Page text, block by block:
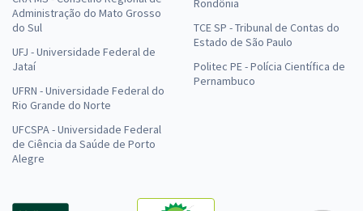
Administração do Mato Grosso
do Sul
UFJ - Universidade Federal de
Jataí
UFRN - Universidade Federal do
Rio Grande do Norte
UFCSPA - Universidade Federal
de Ciência da Saúde de Porto
Alegre
Rondônia
TCE SP - Tribunal de Contas do
Estado de São Paulo
Politec PE - Polícia Científica de
Pernambuco